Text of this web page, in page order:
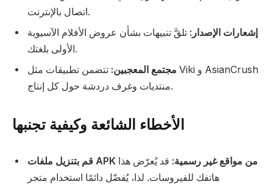
اتصال بالإنترنت.
إشعارات الإصدار: تلقَّ تنبيهات بشأن عروض الأفلام الآسيوية
الأولى بلغتك.
مجتمع المعجبين: تتضمن تطبيقات مثل Viki و AsianCrush
منتديات وغرف دردشة حول كل إنتاج.
الأخطاء الشائعة وكيفية تجنبها
قم بتنزيل ملفات APK من مواقع غير رسمية: قد يُعرّض هذا
هاتفك للفيروسات. لذا، يُفضّل دائمًا استخدام متجر